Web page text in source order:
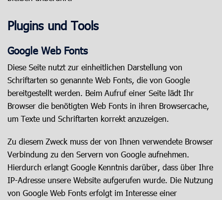
Plugins und Tools
Google Web Fonts
Diese Seite nutzt zur einheitlichen Darstellung von
Schriftarten so genannte Web Fonts, die von Google
bereitgestellt werden. Beim Aufruf einer Seite lädt Ihr
Browser die benötigten Web Fonts in ihren Browsercache,
um Texte und Schriftarten korrekt anzuzeigen.
Zu diesem Zweck muss der von Ihnen verwendete Browser
Verbindung zu den Servern von Google aufnehmen.
Hierdurch erlangt Google Kenntnis darüber, dass über Ihre
IP-Adresse unsere Website aufgerufen wurde. Die Nutzung
von Google Web Fonts erfolgt im Interesse einer